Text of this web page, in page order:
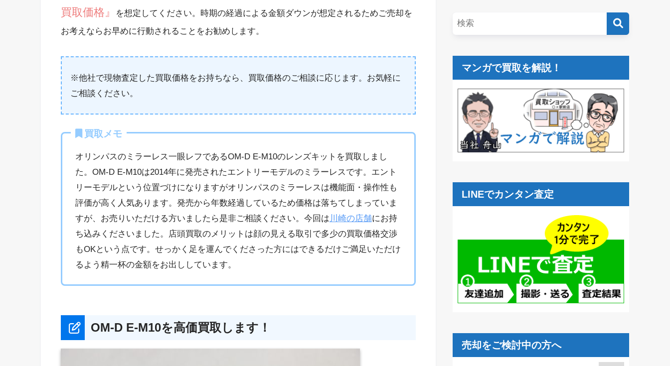
買取価格』
を想定してください。時期の経過による金額ダウンが想定されるためご売却を
お考えならお早めに行動されることをお勧めします。
※他社で現物査定した買取価格をお持ちなら、買取価格のご相談に応じます。お気軽に
ご相談ください。
買取メモ
オリンパスのミラーレス一眼レフであるOM-D E-M10のレンズキットを買取しまし
た。OM-D E-M10は2014年に発売されたエントリーモデルのミラーレスです。エント
リーモデルという位置づけになりますがオリンパスのミラーレスは機能面・操作性も
評価が高く人気あります。発売から年数経過しているため価格は落ちてしまっていま
すが、お売りいただける方いましたら是非ご相談ください。今回は 川崎の店舗にお持
ち込みくださいました。店頭買取のメリットは顔の見える取引で多少の買取価格交渉
もOKという点です。せっかく足を運んでくださった方にはできるだけご満足いただけ
るよう精一杯の金額をお出ししています。
OM-D E-M10を高価買取します！
マンガで買取を解説！
LINEでカンタン査定
売却をご検討中の方へ